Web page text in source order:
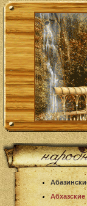
Абхазские